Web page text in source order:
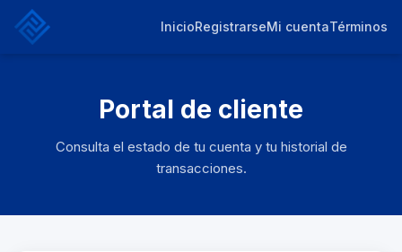
InicioRegistrarseMi cuentaTérminos
Portal de cliente
Consulta el estado de tu cuenta y tu historial de
transacciones.